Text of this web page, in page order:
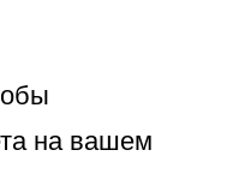
на вашем